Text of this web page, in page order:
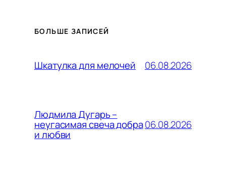
БОЛЬШЕ ЗАПИСЕЙ
Шкатулка для мелочей 06.08.2026
Людмила Дугарь –
неугасимая свеча добра
и любви
06.08.2026